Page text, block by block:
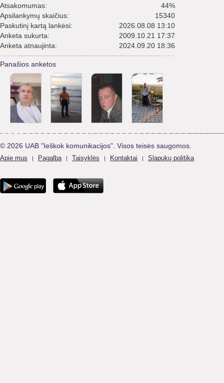
Atsakomumas:
44%
Apsilankymų skaičius:
15340
Paskutinį kartą lankėsi:
2026.08.08 13:10
Anketa sukurta:
2009.10.21 17:37
Anketa atnaujinta:
2024.09.20 18:36
Panašios anketos
© 2026 UAB "Ieškok komunikacijos". Visos teisės saugomos.
Apie mus | Pagalba | Taisyklės | Kontaktai | Slapukų politika